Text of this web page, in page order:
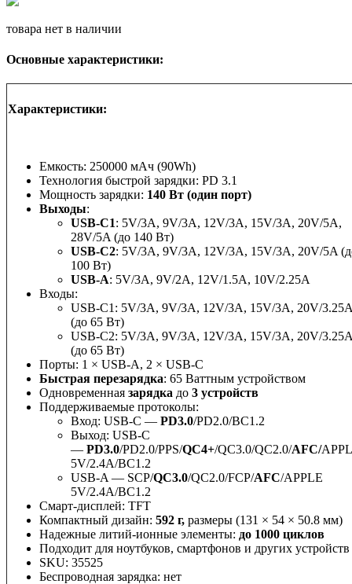
товара нет в наличии
Основные характеристики:
Характеристики:
Емкость: 250000 мАч (90Wh)
Технология быстрой зарядки: PD 3.1
Мощность зарядки: 140 Вт (один порт)
Выходы:
USB-C1: 5V/3A, 9V/3A, 12V/3A, 15V/3A, 20V/5A,
28V/5A (до 140 Вт)
USB-C2: 5V/3A, 9V/3A, 12V/3A, 15V/3A, 20V/5A
100 Вт)
USB-A: 5V/3A, 9V/2A, 12V/1.5A, 10V/2.25A
Входы:
USB-C1: 5V/3A, 9V/3A, 12V/3A, 15V/3A, 20V/3.25A
(до 65 Вт)
USB-C2: 5V/3A, 9V/3A, 12V/3A, 15V/3A, 20V/3.25A
(до 65 Вт)
Порты: 1 × USB-A, 2 × USB-C
Быстрая перезарядка: 65 Ваттным устройством
Одновременная зарядка до 3 устройств
Поддерживаемые протоколы:
Вход: USB-C — PD3.0/PD2.0/BC1.2
Выход: USB-C
— PD3.0/PD2.0/PPS/QC4+/QC3.0/QC2.0/AFC/
5V/2.4A/BC1.2
USB-A — SCP/QC3.0/QC2.0/FCP/AFC/APPLE
5V/2.4A/BC1.2
Смарт-дисплей: TFT
Компактный дизайн: 592 г, размеры (131 × 54 × 50.8 мм)
Надежные литий-ионные элементы: до 1000 циклов
Подходит для ноутбуков, смартфонов и других устройств
SKU: 35525
Беспроводная зарядка: нет